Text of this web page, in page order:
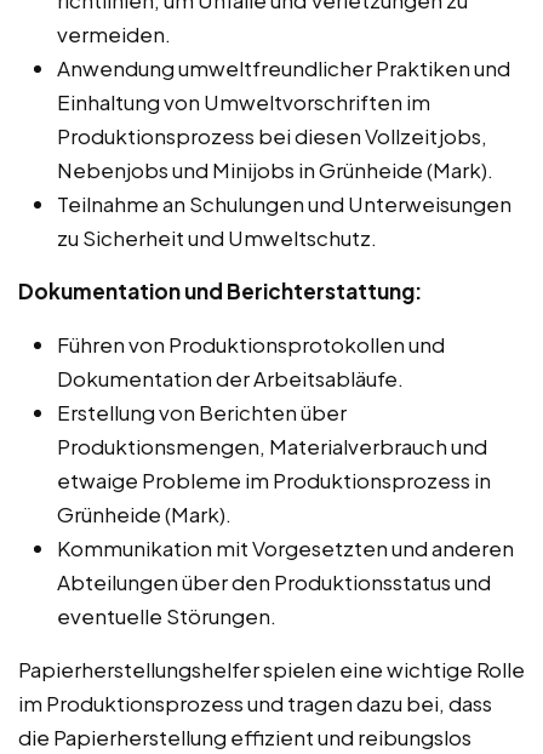
vermeiden.
Anwendung umweltfreundlicher Praktiken und
Einhaltung von Umweltvorschriften im
Produktionsprozess bei diesen Vollzeitjobs,
Nebenjobs und Minijobs in Grünheide (Mark).
Teilnahme an Schulungen und Unterweisungen
zu Sicherheit und Umweltschutz.
Dokumentation und Berichterstattung:
Führen von Produktionsprotokollen und
Dokumentation der Arbeitsabläufe.
Erstellung von Berichten über
Produktionsmengen, Materialverbrauch und
etwaige Probleme im Produktionsprozess in
Grünheide (Mark).
Kommunikation mit Vorgesetzten und anderen
Abteilungen über den Produktionsstatus und
eventuelle Störungen.
Papierherstellungshelfer spielen eine wichtige Rolle
im Produktionsprozess und tragen dazu bei, dass
die Papierherstellung effizient und reibungslos